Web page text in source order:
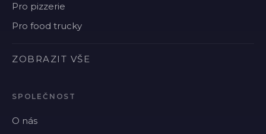
Pro pizzerie
Pro food trucky
ZOBRAZIT VŠE
SPOLEČNOST
O nás